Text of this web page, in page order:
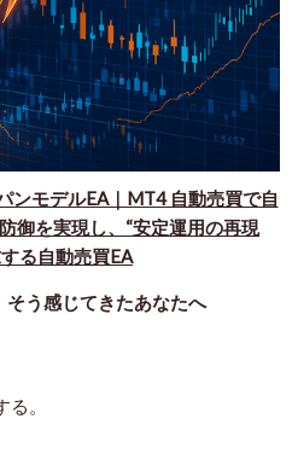
ンモデルEA｜MT4 自動売買で自
御を実現し、“安定運用の再現
る自動売買EA
う感じてきたあなたへ
。